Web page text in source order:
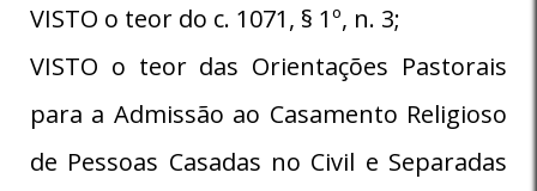
VISTO o teor do c. 1071, § 1º, n. 3;
VISTO o teor das Orientações Pastorais
para a Admissão ao Casamento Religioso
de Pessoas Casadas no Civil e Separadas